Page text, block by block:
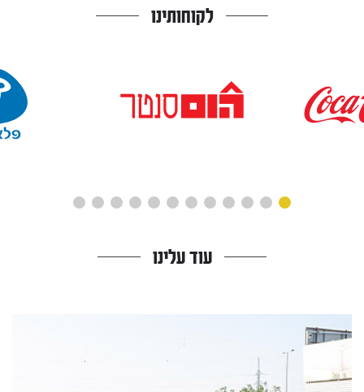
לקוחותינו
עוד עלינו